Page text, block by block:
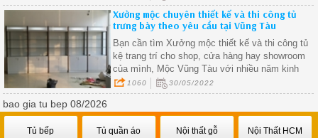
Xưởng mộc chuyên thiết kế và thi công tủ
trưng bày theo yêu cầu tại Vũng Tàu
Bạn cần tìm Xưởng mộc thiết kế và thi công tủ
kệ trang trí cho shop, cửa hàng hay showroom
của mình, Mộc Vũng Tàu với nhiều năm kinh
nghiệm uy tín trong lĩnh vực thi công nội thất
trưng bày dành cho cửa hàng, showroom của quý
được những ưu đãi tốt nhất.
1060 30/05/2022
bao gia tu bep 08/2026
Tủ bếp Tủ quần áo Nội thất gỗ Nội Thất HCM